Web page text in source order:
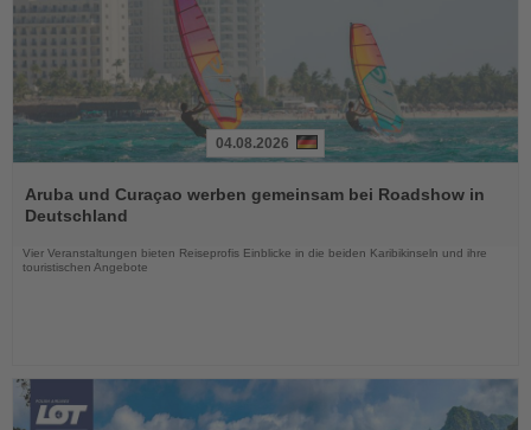
Sie
die
04.08.2026
Aruba und Curaçao werben gemeinsam bei Roadshow in
Deutschland
Vier Veranstaltungen bieten Reiseprofis Einblicke in die beiden Karibikinseln und ihre
touristischen Angebote